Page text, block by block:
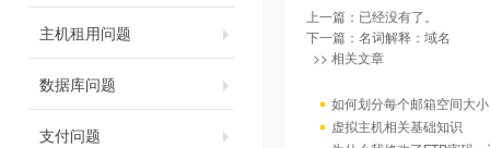
主机租用问题
数据库问题
支付问题
上一篇：已经没有了。
下一篇： 名词解释：域名
>> 相关文章
如何划分每个邮箱空间大
虚拟主机相关基础知识